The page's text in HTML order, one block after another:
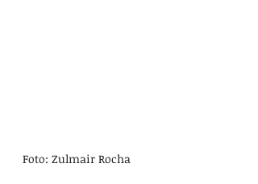
Foto: Zulmair Rocha